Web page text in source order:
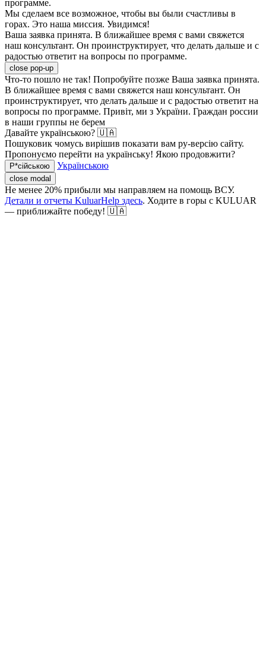
программе.
Мы сделаем все возможное, чтобы вы были счастливы в
горах. Это наша миссия. Увидимся!
Ваша заявка принята. В ближайшее время с вами свяжется
наш консультант. Он проинструктирует, что делать дальше и с
радостью ответит на вопросы по программе.
close pop-up
Что-то пошло не так! Попробуйте позже Ваша заявка принята.
В ближайшее время с вами свяжется наш консультант. Он
проинструктирует, что делать дальше и с радостью ответит на
вопросы по программе. Привіт, ми з України. Граждан россии
в наши группы не берем
Давайте українською? 🇺🇦
Пошуковик чомусь вирішив показати вам ру-версію сайту.
Пропонуємо перейти на українську! Якою продовжити?
Р*сійською Українською
close modal
Не менее 20% прибыли мы направляем на помощь ВСУ.
Детали и отчеты KuluarHelp здесь. Ходите в горы с KULUAR
— приближайте победу! 🇺🇦